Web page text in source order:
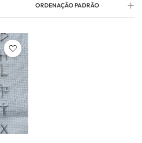
ORDENAÇÃO PADRÃO